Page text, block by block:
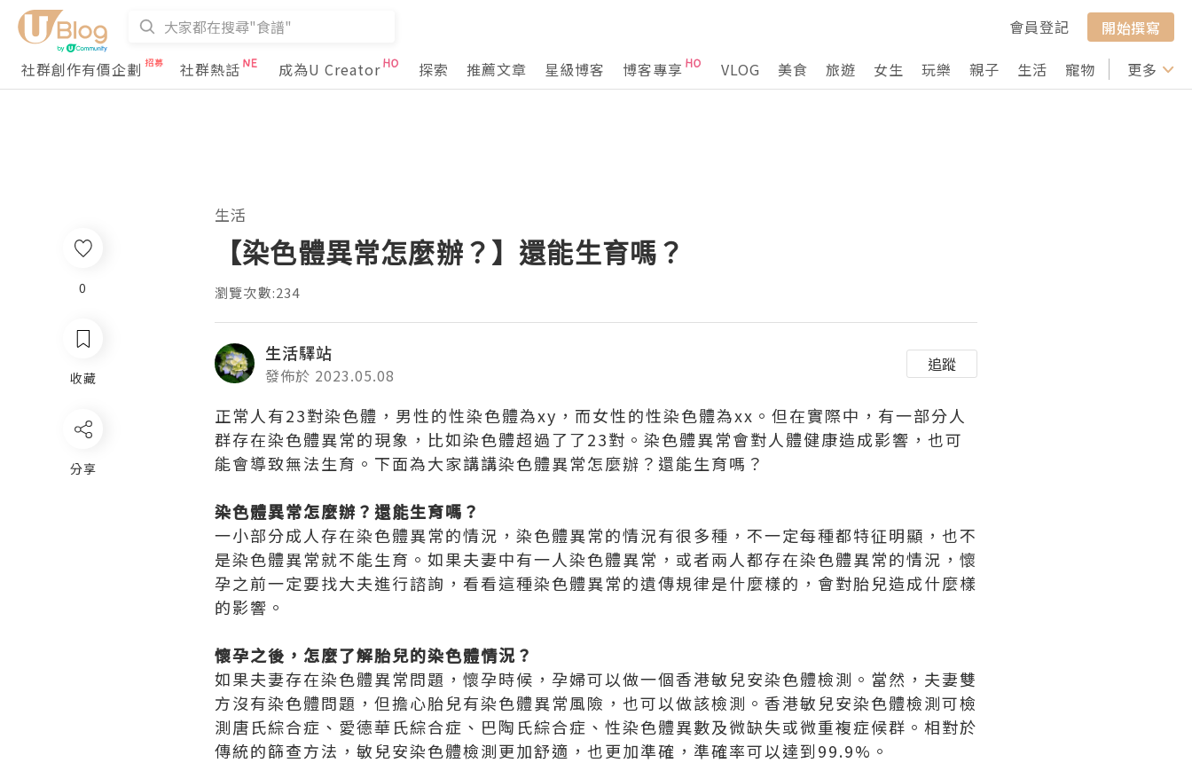
會員登記
開始撰寫
社群創作有價企劃
社群熱話 成為U Creator 探索 推薦文章 星級博客 博客專享 VLOG 美食 旅遊 女生 玩樂 親子 生活 寵物 行山 打卡
更多
生活
【染色體異常怎麼辦？】還能生育嗎？
瀏覽次數:234
生活驛站
發佈於 2023.05.08
追蹤
正常人有23對染色體，男性的性染色體為xy，而女性的性染色體為xx。但在實際中，有一部分人
群存在染色體異常的現象，比如染色體超過了了23對。染色體異常會對人體健康造成影響，也可
能會導致無法生育。下面為大家講講染色體異常怎麼辦？還能生育嗎？
染色體異常怎麼辦？還能生育嗎？
一小部分成人存在染色體異常的情況，染色體異常的情況有很多種，不一定每種都特征明顯，也不
是染色體異常就不能生育。如果夫妻中有一人染色體異常，或者兩人都存在染色體異常的情況，懷
孕之前一定要找大夫進行諮詢，看看這種染色體異常的遺傳規律是什麼樣的，會對胎兒造成什麼樣
的影響。
懷孕之後，怎麼了解胎兒的染色體情況？
如果夫妻存在染色體異常問題，懷孕時候，孕婦可以做一個香港敏兒安染色體檢測。當然，夫妻雙
方沒有染色體問題，但擔心胎兒有染色體異常風險，也可以做該檢測。香港敏兒安染色體檢測可檢
測唐氏綜合症、愛德華氏綜合症、巴陶氏綜合症、性染色體異數及微缺失或微重複症候群。相對於
傳統的篩查方法，敏兒安染色體檢測更加舒適，也更加準確，準確率可以達到99.9%。
0
收藏
分享